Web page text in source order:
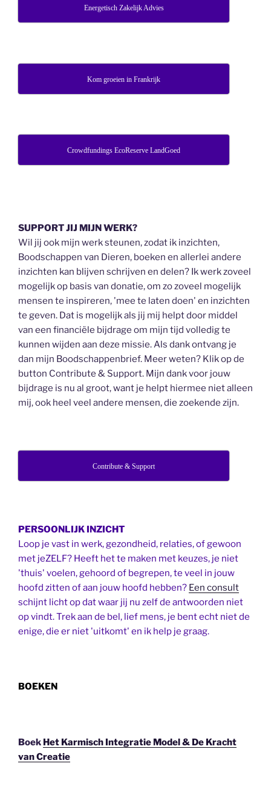
Energetisch Zakelijk Advies
Kom groeien in Frankrijk
Crowdfundings EcoReserve LandGoed
SUPPORT JIJ MIJN WERK?
Wil jij ook mijn werk steunen, zodat ik inzichten,
Boodschappen van Dieren, boeken en allerlei andere
inzichten kan blijven schrijven en delen? Ik werk zoveel
mogelijk op basis van donatie, om zo zoveel mogelijk
mensen te inspireren, 'mee te laten doen' en inzichten
te geven. Dat is mogelijk als jij mij helpt door middel
van een financiële bijdrage om mijn tijd volledig te
kunnen wijden aan deze missie. Als dank ontvang je
dan mijn Boodschappenbrief. Meer weten? Klik op de
button Contribute & Support. Mijn dank voor jouw
bijdrage is nu al groot, want je helpt hiermee niet alleen
mij, ook heel veel andere mensen, die zoekende zijn.
Contribute & Support
PERSOONLIJK INZICHT
Loop je vast in werk, gezondheid, relaties, of gewoon
met jeZELF? Heeft het te maken met keuzes, je niet
'thuis' voelen, gehoord of begrepen, te veel in jouw
hoofd zitten of aan jouw hoofd hebben? Een consult
schijnt licht op dat waar jij nu zelf de antwoorden niet
op vindt. Trek aan de bel, lief mens, je bent echt niet de
enige, die er niet 'uitkomt' en ik help je graag.
BOEKEN
Boek Het Karmisch Integratie Model & De Kracht
van Creatie